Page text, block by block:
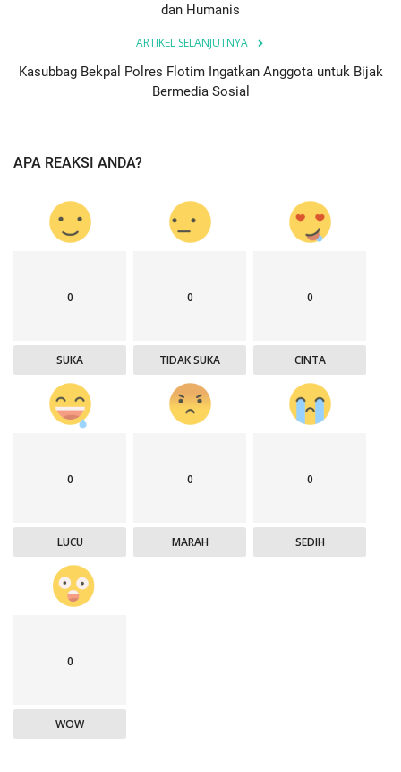
dan Humanis
ARTIKEL SELANJUTNYA
Kasubbag Bekpal Polres Flotim Ingatkan Anggota untuk Bijak
Bermedia Sosial
APA REAKSI ANDA?
0
SUKA
0
TIDAK SUKA
0
CINTA
0
LUCU
0
MARAH
0
SEDIH
0
WOW